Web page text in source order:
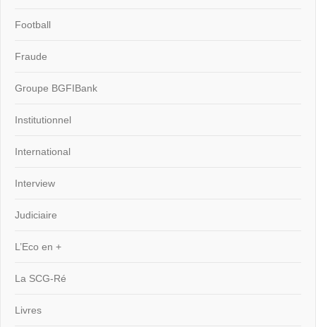
Football
Fraude
Groupe BGFIBank
Institutionnel
International
Interview
Judiciaire
L’Eco en +
La SCG-Ré
Livres